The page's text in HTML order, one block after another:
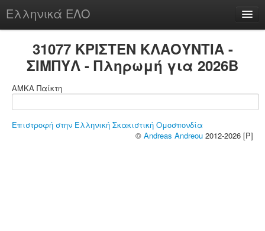
Ελληνικά ΕΛΟ
chesstu.be @ discord
31077 ΚΡΙΣΤΕΝ ΚΛΑΟΥΝΤΙΑ -
ΣΙΜΠΥΛ - Πληρωμή για 2026B
ΑΜΚΑ Παίκτη
Επιστροφή στην Ελληνική Σκακιστική Ομοσπονδία
© Andreas Andreou 2012-2026 [P]